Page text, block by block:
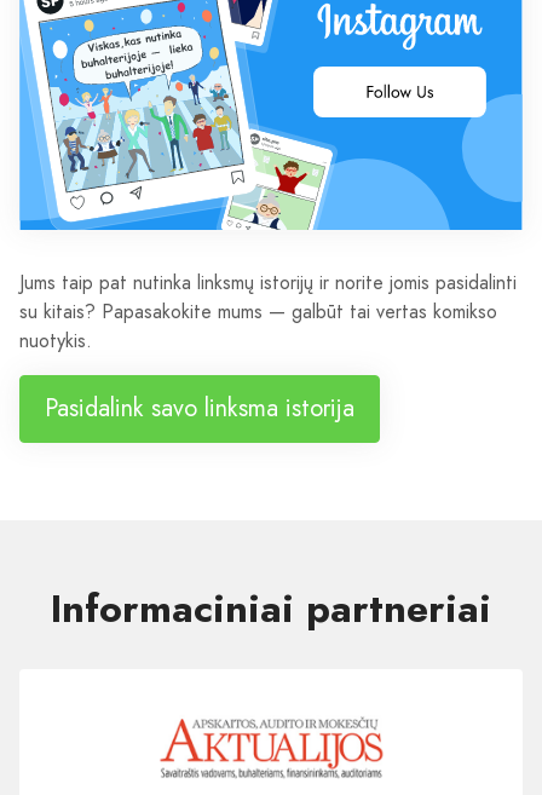
Jums taip pat nutinka linksmų istorijų ir norite jomis pasidalinti
su kitais? Papasakokite mums — galbūt tai vertas komikso
nuotykis.
Pasidalink savo linksma istorija
Informaciniai partneriai